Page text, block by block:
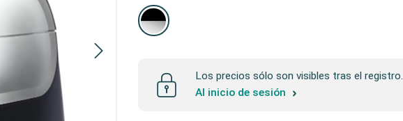
Los precios sólo son visibles tras el registro.
Al inicio de sesión